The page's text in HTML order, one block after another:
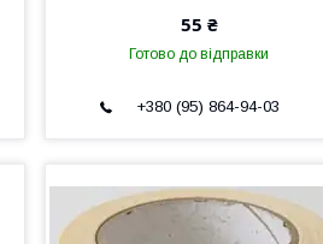
55 ₴
Готово до відправки
+380 (95) 864-94-03